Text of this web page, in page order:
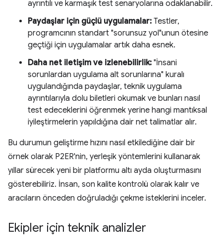
ayrıntılı ve karmaşık test senaryolarına odaklanabilir.
Paydaşlar için güçlü uygulamalar: Testler,
programcının standart "sorunsuz yol"unun ötesine
geçtiği için uygulamalar artık daha esnek.
Daha net iletişim ve izlenebilirlik: "İnsani
sorunlardan uygulama alt sorunlarına" kuralı
uygulandığında paydaşlar, teknik uygulama
ayrıntılarıyla dolu biletleri okumak ve bunları nasıl
test edeceklerini öğrenmek yerine hangi mantıksal
iyileştirmelerin yapıldığına dair net talimatlar alır.
Bu durumun geliştirme hızını nasıl etkilediğine dair bir
örnek olarak P2ER'nin, yerleşik yöntemlerini kullanarak
yıllar sürecek yeni bir platformu altı ayda oluşturmasını
gösterebiliriz. İnsan, son kalite kontrolü olarak kalır ve
aracıların önceden doğruladığı çekme isteklerini inceler.
Ekipler için teknik analizler